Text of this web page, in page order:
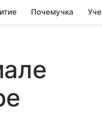
Почемучка